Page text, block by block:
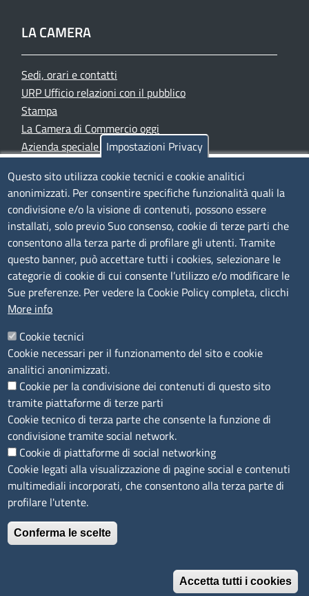
LA CAMERA
Sedi, orari e contatti
URP Ufficio relazioni con il pubblico
Stampa
La Camera di Commercio oggi
Azienda speciale PromoFirenze
TRASPARENZA
Albo Online
Amministrazione trasparente
Bandi e concorsi
Segnalazioni Whistleblowing
Accessibilità
IBAN e pagamenti informatici
Informative privacy e cookie
Verifiche PA
Attuazione misure PNRR
Modulistica
SEGUICI SU
Impostazioni Privacy
Questo sito utilizza cookie tecnici e cookie analitici
anonimizzati. Per consentire specifiche funzionalità quali la
condivisione e/o la visione di contenuti, possono essere
installati, solo previo Suo consenso, cookie di terze parti che
consentono alla terza parte di profilare gli utenti. Tramite
questo banner, può accettare tutti i cookies, selezionare le
categorie di cookie di cui consente l’utilizzo e/o modificare le
Sue preferenze. Per vedere la Cookie Policy completa, clicchi
More info
Cookie tecnici
Cookie necessari per il funzionamento del sito e cookie
analitici anonimizzati.
Cookie per la condivisione dei contenuti di questo sito
tramite piattaforme di terze parti
Cookie tecnico di terza parte che consente la funzione di
condivisione tramite social network.
Cookie di piattaforme di social networking
Cookie legati alla visualizzazione di pagine social e contenuti
multimediali incorporati, che consentono alla terza parte di
profilare l'utente.
Conferma le scelte
Accetta tutti i cookies